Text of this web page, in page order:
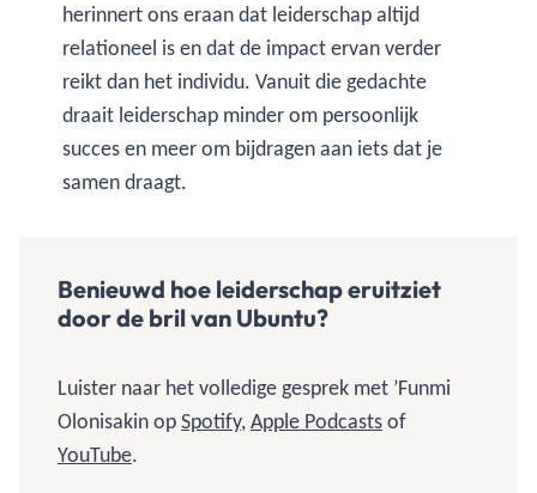
herinnert ons eraan dat leiderschap altijd
relationeel is en dat de impact ervan verder
reikt dan het individu. Vanuit die gedachte
draait leiderschap minder om persoonlijk
succes en meer om bijdragen aan iets dat je
samen draagt.
Benieuwd hoe leiderschap eruitziet
door de bril van Ubuntu?
Luister naar het volledige gesprek met ’Funmi
Olonisakin opSpotify,Apple Podcastsof
YouTube.